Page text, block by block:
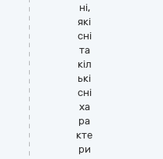
ні,
які
сні
та
кіл
ькі
сні
ха
ра
кте
ри